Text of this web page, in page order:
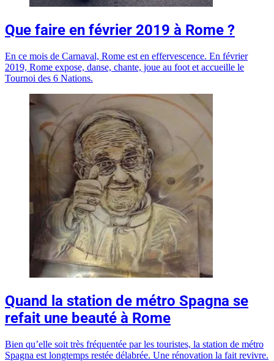
Que faire en février 2019 à Rome ?
En ce mois de Carnaval, Rome est en effervescence. En février
2019, Rome expose, danse, chante, joue au foot et accueille le
Tournoi des 6 Nations.
Quand la station de métro Spagna se
refait une beauté à Rome
Bien qu’elle soit très fréquentée par les touristes, la station de métro
Spagna est longtemps restée délabrée. Une rénovation la fait revivre.